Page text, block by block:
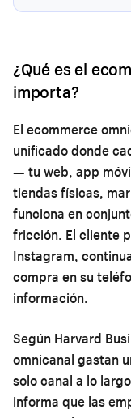
¿Qué es el
importa?
El ecommerce
unificado donde
— tu web, app
tiendas físicas,
funciona en
fricción. El cliente
Instagram,
compra en su
información.
Según Harvard
omnicanal gastan
solo canal a lo
informa que las